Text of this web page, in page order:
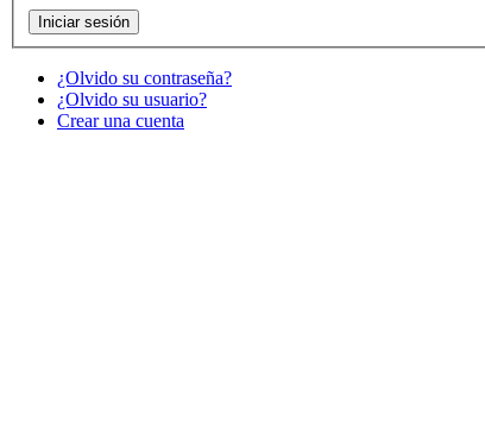
¿Olvido su contraseña?
¿Olvido su usuario?
Crear una cuenta